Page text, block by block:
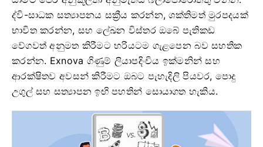
ද්වි-සාධක සත්‍යාපනය සක්‍රීය කරන්න, ශක්තිමත් මුරපදයක්
භාවිත කරන්න, සහ ලේඛන විස්තර ඔබේ පැතිකඩ
වේගවත් අනුමත කිරීමට හරියටම ගැළපෙන බව සහතික
කරන්න. Exnova ගිණුම් ලියාපදිංචිය ඉක්මනින් සහ
ආරක්ෂිතව අවසන් කිරීමට ඔබට පැහැදිලි පියවර, පොදු
උගුල් සහ සත්‍යාපන ඉඟි පහතින් සොයාගත හැකිය.